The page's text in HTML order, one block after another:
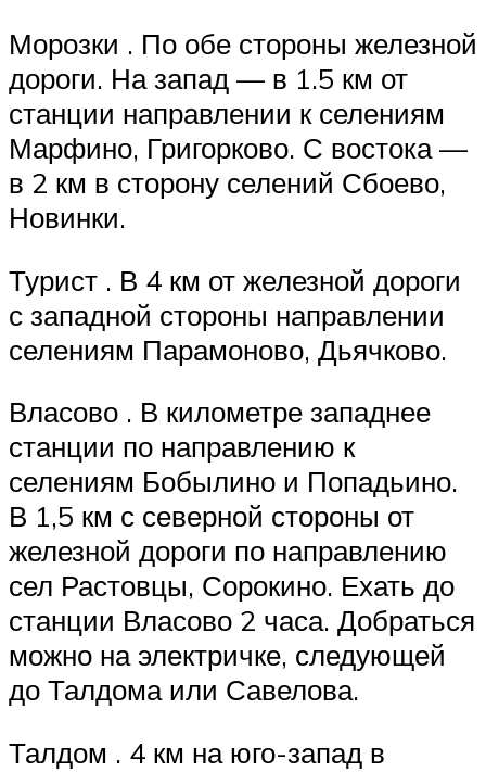
Морозки . По обе стороны железной
дороги. На запад — в 1.5 км от
станции направлении к селениям
Марфино, Григорково. С востока —
в 2 км в сторону селений Сбоево,
Новинки.
Турист . В 4 км от железной дороги
с западной стороны направлении
селениям Парамоново, Дьячково.
Власово . В километре западнее
станции по направлению к
селениям Бобылино и Попадьино.
В 1,5 км с северной стороны от
железной дороги по направлению
сел Растовцы, Сорокино. Ехать до
станции Власово 2 часа. Добраться
можно на электричке, следующей
до Талдома или Савелова.
Талдом . 4 км на юго-запад в